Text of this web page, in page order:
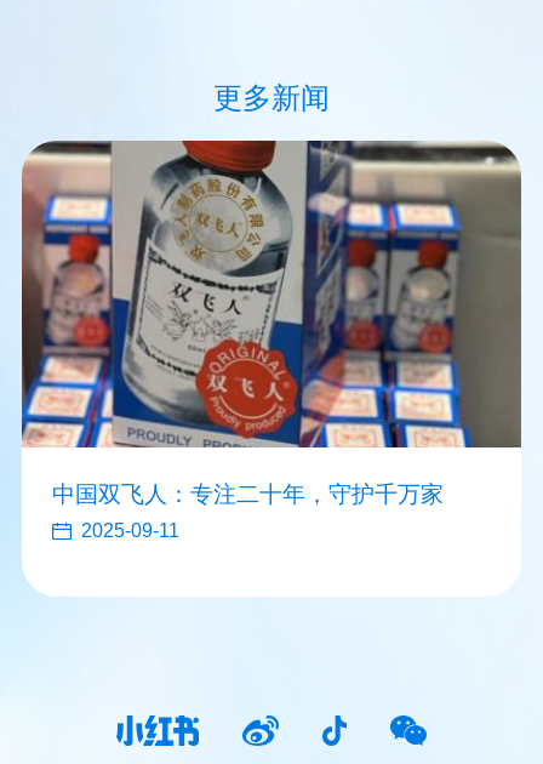
更多新闻
中国双飞人：专注二十年，守护千万家
2025-09-11